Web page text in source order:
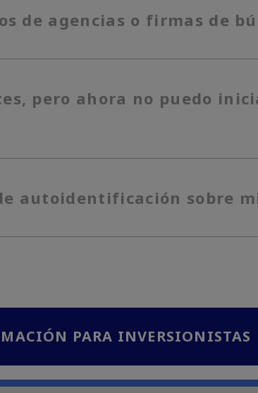
de agencias o firmas de
pero ahora no puedo
autoidentificación sobre
PARA INVERSIONISTAS